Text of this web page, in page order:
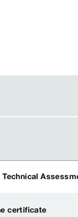
Technical
certificate